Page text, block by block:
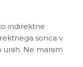
indirektne
sonca v
urah. Ne maram